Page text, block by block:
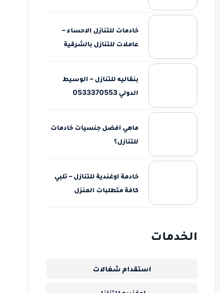
خادمات للتنازل الاحساء –
عاملات للتنازل بالشرقية
بنقاليه للتنازل – الوسيط
الدولي 0533370553
ماهي افضل جنسيات خادمات
للتنازل؟
خادمة اوغندية للتنازل – تلبي
كافة متطلبات المنزل
الخدمات
استقدام شغالات